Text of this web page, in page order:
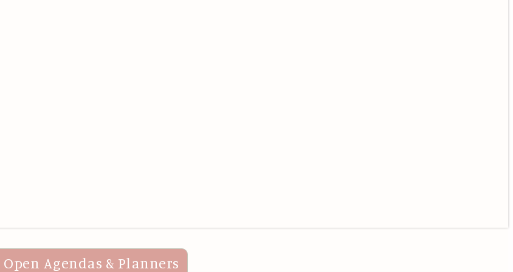
Open Agendas & Planners